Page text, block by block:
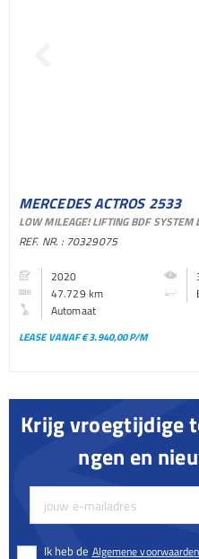
MERCEDES ACTROS 2533
6X2 BDF AFZETSYSTEEM
BAKWAGEN
REF. NR. : 70329075
2020
47.729 km
Automaat
LEASE VANAF € 3.940,00 P/M
Krijg vroegtijdige
ngen en
Ik heb de Algemene voorwaarden